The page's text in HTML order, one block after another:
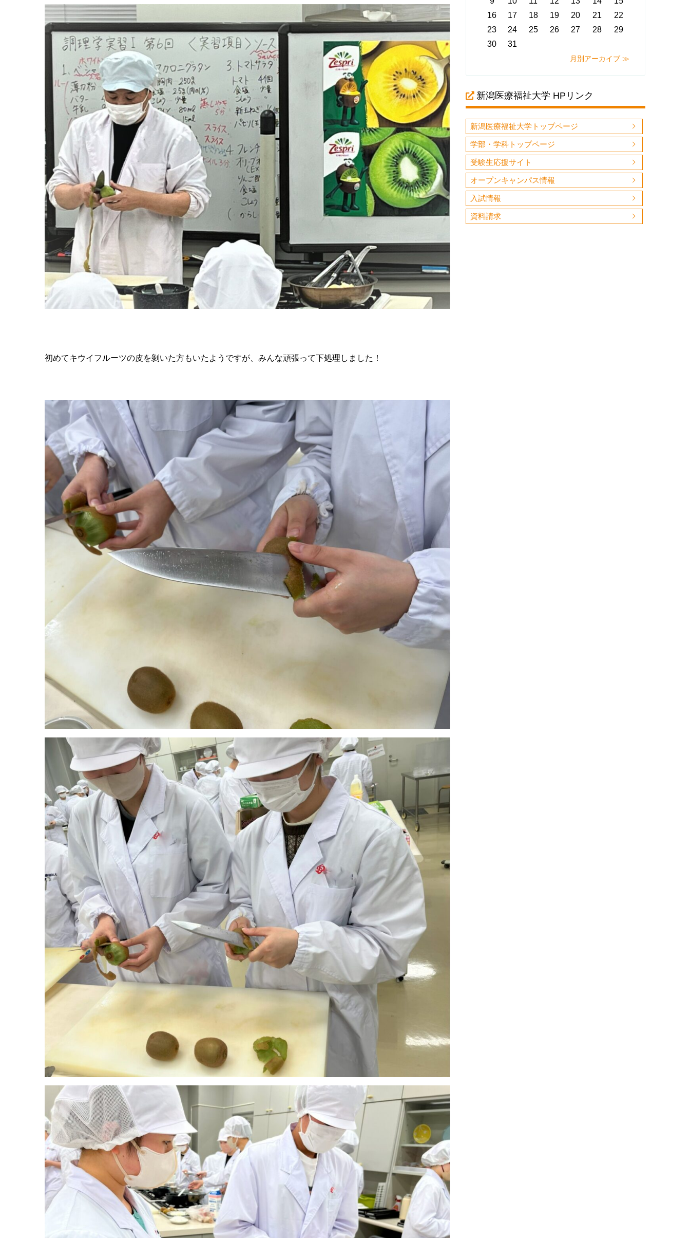
初めてキウイフルーツの皮を剝いた方もいたようですが、みんな頑張って下処理しました！
16
17 18 19 20 21
22
23
24 25 26 27 28
29
30
31
月別アーカイブ ≫
新潟医療福祉大学 HPリンク
新潟医療福祉大学トップページ
学部・学科トップページ
受験生応援サイト
オープンキャンパス情報
入試情報
資料請求